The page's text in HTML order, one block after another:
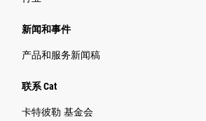
新闻和事件
产品和服务新闻稿
联系 Cat
卡特彼勒 基金会